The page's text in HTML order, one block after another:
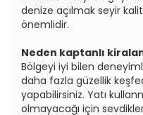
denize açılmak seyir
önemlidir.
Neden kaptanlı
Bölgeyi iyi bilen
daha fazla güzellik
yapabilirsiniz. Yatı
olmayacağı için